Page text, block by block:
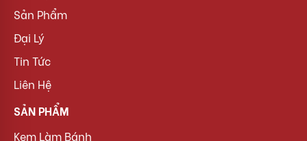
Sản Phẩm
Đại Lý
Tin Tức
Liên Hệ
SẢN PHẨM
Kem Làm Bánh